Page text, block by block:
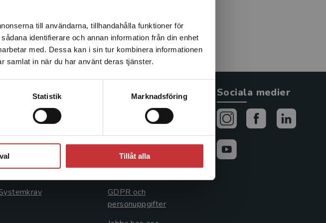
till användarna, tillhandahålla funktioner för
identifierare och annan information från din enhet
med. Dessa kan i sin tur kombinera informationen
samlat in när du har använt deras tjänster.
Statistik Marknadsföring
Tillåt alla
via en
inte leveranser utanför
köp måste
Läs mer
Kundservice
Kontakta kundservice
31 21 00
och svar
Allmänna länkar
Avtal och rättigheter
Cookies
GDPR och
personuppgifter
Sociala medier